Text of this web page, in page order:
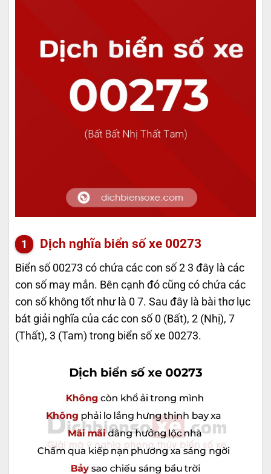
Dịch nghĩa biển số xe 00273
Biển số 00273 có chứa các con số 2 3 đây là các
con số may mắn. Bên cạnh đó cũng có chứa các
con số không tốt như là 0 7. Sau đây là bài thơ lục
bát giải nghĩa của các con số 0 (Bất), 2 (Nhị), 7
(Thất), 3 (Tam) trong biển số xe 00273.